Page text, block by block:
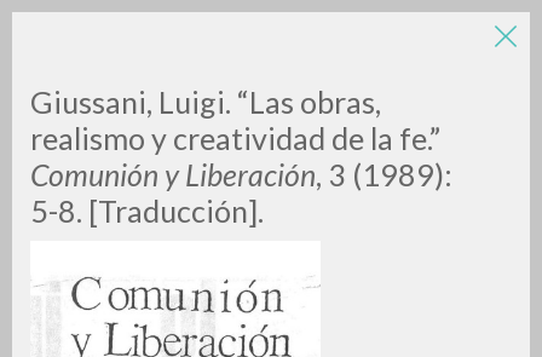
Giussani, Luigi. “Las obras,
realismo y creatividad de la fe.”
Comunión y Liberación, 3 (1989):
5-8. [Traducción].
LUIGI
GIUSSANI